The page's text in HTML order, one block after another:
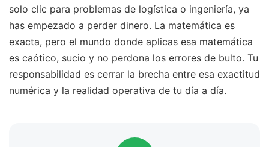
solo clic para problemas de logística o ingeniería, ya
has empezado a perder dinero. La matemática es
exacta, pero el mundo donde aplicas esa matemática
es caótico, sucio y no perdona los errores de bulto. Tu
responsabilidad es cerrar la brecha entre esa exactitud
numérica y la realidad operativa de tu día a día.